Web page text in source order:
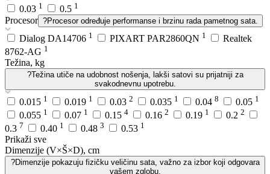
0.03 1 0.5 1
Procesor ?Procesor određuje performanse i brzinu rada pametnog sata.
Dialog DA14706 1 PIXART PAR2860QN 1
Realtek
8762-AG 1
Težina, kg
?Težina utiče na udobnost nošenja, lakši satovi su prijatniji za
svakodnevnu upotrebu.
0.015 1 0.019 1 0.03 2 0.035 1 0.04 8 0.05 1
0.055 1 0.07 1 0.15 4 0.16 2 0.19 1 0.2 2
0.3 7 0.40 1 0.48 3 0.53 1
Prikaži sve
Dimenzije (V×Š×D), cm
?Dimenzije pokazuju fizičku veličinu sata, važno za izbor koji odgovara
vašem zglobu.